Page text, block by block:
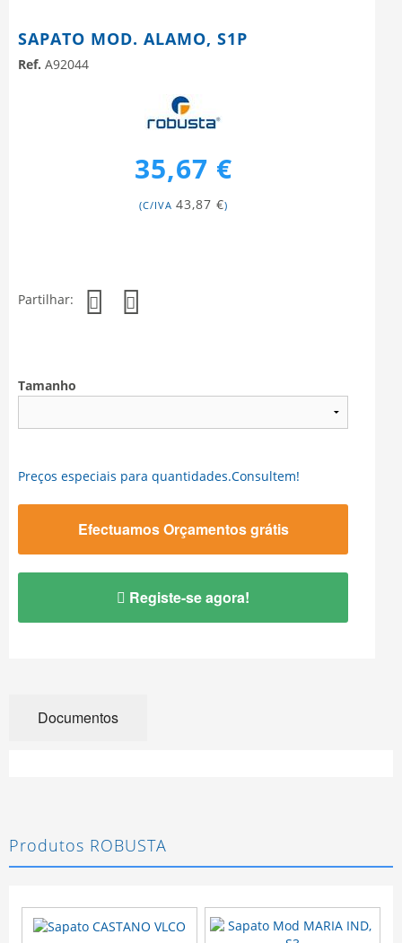
SAPATO MOD. ALAMO, S1P
Ref. A92044
35,67 €
(C/IVA 43,87 €)
Partilhar:
Tamanho
Preços especiais para quantidades.Consultem!
Efectuamos Orçamentos grátis
Registe-se agora!
Documentos
Produtos ROBUSTA